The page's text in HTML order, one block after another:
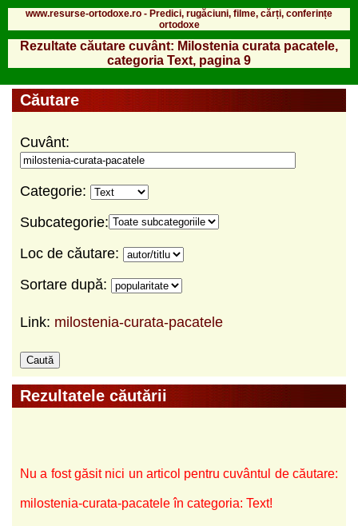
www.resurse-ortodoxe.ro - Predici, rugăciuni, filme, cărți, conferințe
ortodoxe
Rezultate căutare cuvânt: Milostenia curata pacatele,
categoria Text, pagina 9
Căutare
Cuvânt:
Categorie:
Subcategorie:
Loc de căutare:
Sortare după:
Link: milostenia-curata-pacatele
Rezultatele căutării
Nu a fost găsit nici un articol pentru cuvântul de căutare:
milostenia-curata-pacatele în categoria: Text!